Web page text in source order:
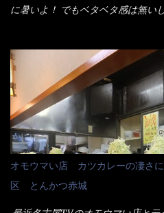
た。 な～るほど、この事か・・・
＞サイズを食べられるか？である
からね、得がどれくらいの満腹度
桶は、銭湯で使う洗い桶サイズだ
と湯が注がれていたら食べ進むう
う。 これなら茹で上がった直後の
いか！ 別皿で、葱と天かすを満タ
れに湯が無い利点として、汁が薄
れ！！ 湯があると、うどんと共に
う。つまりラーメンの麺にスープ
ずに汁も薄らむこともなく・・最
に暑いよ！ でもベタベタ感は無い
中元は、丁度お盆の夏場に日頃お
拶＞としての贈り物の習慣です。
るかと・・・小生もお中元やお歳
パリ） まぁ～この慣習が残って
士（昇進目的）などの世界でしょ
感じかな。 丸亀製麺と云えば、
は？）へ広がった、讃岐饂飩チェ
無いでしょう。 各店舗で、毎日饂
方には店舗に寄って違う！と云う
讃岐饂飩チェーン店と関係があ
オモウマい店 カツカレーの凄さ
区 とんかつ赤城